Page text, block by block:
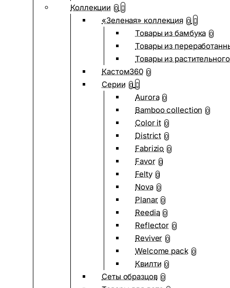
Коллекции 0
«Зеленая» коллекция 0
Товары из бамбука 0
Товары из
Товары из
Кастом360 0
Серии 0
Aurora 0
Bamboo collection 0
Color it 0
District 0
Fabrizio 0
Favor 0
Felty 0
Nova 0
Planar 0
Reedia 0
Reflector 0
Reviver 0
Welcome pack 0
Квилти 0
Сеты образцов 0